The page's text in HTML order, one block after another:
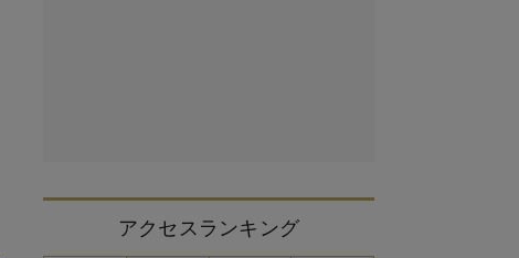
アクセスランキング